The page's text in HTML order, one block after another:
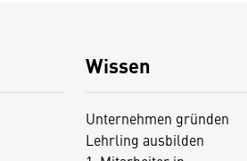
Wissen
Unternehmen gründen
Lehrling ausbilden